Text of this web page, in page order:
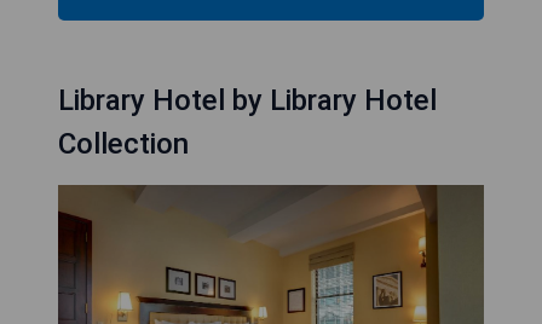
Library Hotel by Library Hotel
Collection